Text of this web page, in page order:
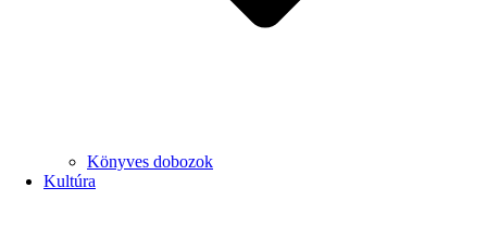
Könyves dobozok
Kultúra